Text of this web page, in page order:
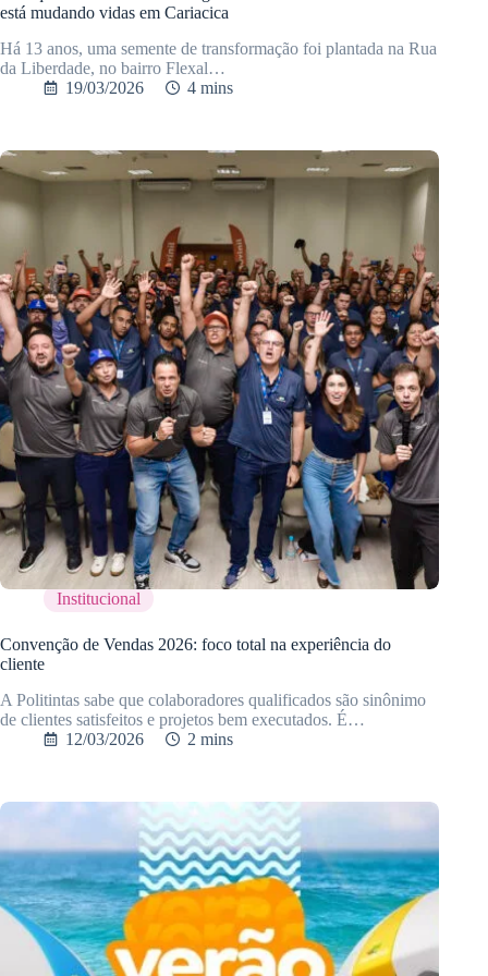
está mudando vidas em Cariacica
Há 13 anos, uma semente de transformação foi plantada na Rua
da Liberdade, no bairro Flexal…
19/03/2026
4 mins
Institucional
Convenção de Vendas 2026: foco total na experiência do
cliente
A Politintas sabe que colaboradores qualificados são sinônimo
de clientes satisfeitos e projetos bem executados. É…
12/03/2026
2 mins